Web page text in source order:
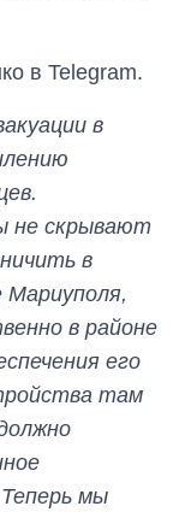
в Telegram.
в
не скрывают
в
Мариуполя,
в районе
его
там
мы
От 1 месяца – до 5
лет: кто и как долго
занимал
должность
руководителя СВР